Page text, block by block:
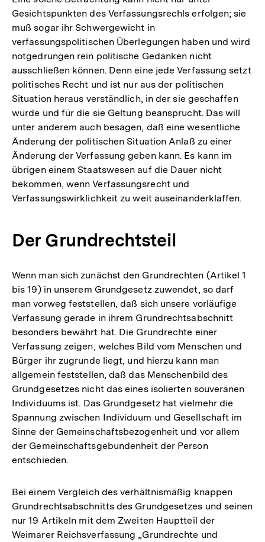
Gesichtspunkten des Verfassungsrechls erfolgen; sie
muß sogar ihr Schwergewicht in
verfassungspolitischen Überlegungen haben und wird
notgedrungen rein politische Gedanken nicht
ausschließen können. Denn eine jede Verfassung setzt
politisches Recht und ist nur aus der politischen
Situation heraus verständlich, in der sie geschaffen
wurde und für die sie Geltung beansprucht. Das will
unter anderem auch besagen, daß eine wesentliche
Änderung der politischen Situation Anlaß zu einer
Änderung der Verfassung geben kann. Es kann im
übrigen einem Staatswesen auf die Dauer nicht
bekommen, wenn Verfassungsrecht und
Verfassungswirklichkeit zu weit auseinanderklaffen.
Der Grundrechtsteil
Wenn man sich zunächst den Grundrechten (Artikel 1
bis 19) in unserem Grundgesetz zuwendet, so darf
man vorweg feststellen, daß sich unsere vorläufige
Verfassung gerade in ihrem Grundrechtsabschnitt
besonders bewährt hat. Die Grundrechte einer
Verfassung zeigen, welches Bild vom Menschen und
Bürger ihr zugrunde liegt, und hierzu kann man
allgemein feststellen, daß das Menschenbild des
Grundgesetzes nicht das eines isolierten souveränen
Individuums ist. Das Grundgesetz hat vielmehr die
Spannung zwischen Individuum und Gesellschaft im
Sinne der Gemeinschaftsbezogenheit und vor allem
der Gemeinschaftsgebundenheit der Person
entschieden.
Bei einem Vergleich des verhältnismäßig knappen
Grundrechtsabschnitts des Grundgesetzes und seinen
nur 19 Artikeln mit dem Zweiten Hauptteil der
Weimarer Reichsverfassung „Grundrechte und